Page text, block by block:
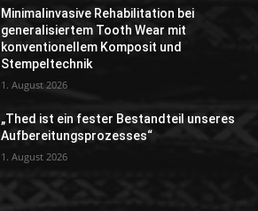
Minimalinvasive Rehabilitation bei
generalisiertem Tooth Wear mit
konventionellem Komposit und
Stempeltechnik
1. August 2026
„Thed ist ein fester Bestandteil unseres
Aufbereitungsprozesses“
1. August 2026